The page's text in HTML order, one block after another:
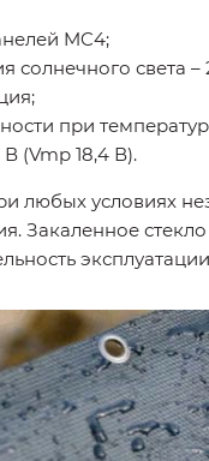
MC4;
света –
при
(Vmp 18,4 В).
любых условиях
Закаленное